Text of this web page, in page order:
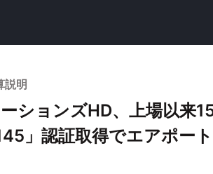
説明
ションズHD、上場以来
」認証取得でエアポー